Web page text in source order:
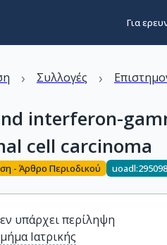
Για
› Συλλογές ›
interferon-
cell carcinoma
- Άρθρο Περιοδικού
υπάρχει περίληψη
Ιατρικής